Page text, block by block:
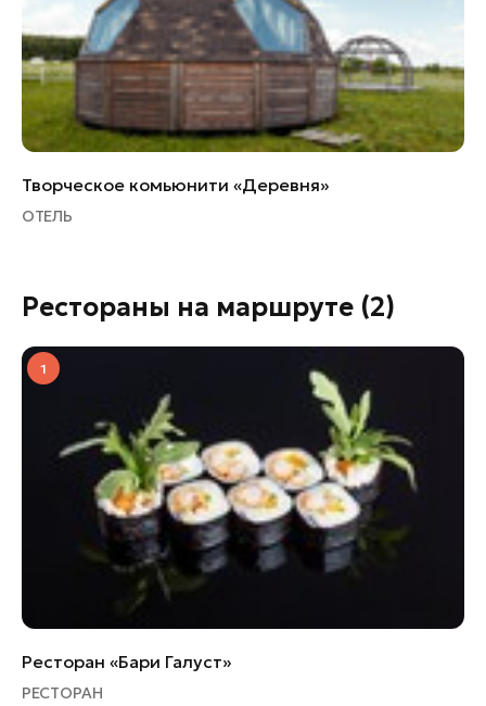
Творческое комьюнити «Деревня»
ОТЕЛЬ
Рестораны на маршруте (2)
1
Ресторан «Бари Галуст»
РЕСТОРАН